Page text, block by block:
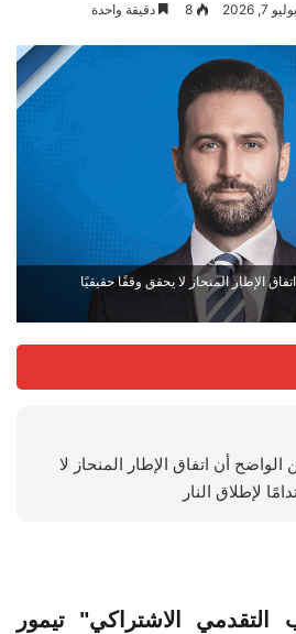
يوليو 7, 2026 8 دقيقة واحدة
الإطار المنحاز لا يحقق وقفًا حقيقيًا
أن اتفاق الإطار المنحاز لا
لإطلاق النار
الاشتراكي" تيمور